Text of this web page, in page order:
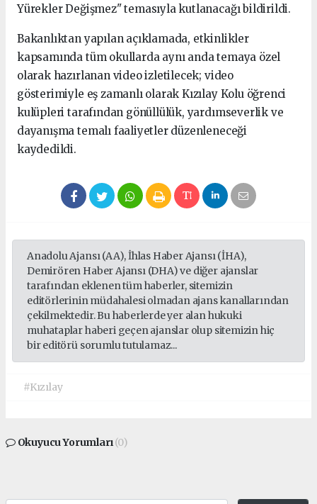
Yürekler Değişmez" temasıyla kutlanacağı bildirildi.
Bakanlıktan yapılan açıklamada, etkinlikler
kapsamında tüm okullarda aynı anda temaya özel
olarak hazırlanan video izletilecek; video
gösterimiyle eş zamanlı olarak Kızılay Kolu öğrenci
kulüpleri tarafından gönüllülük, yardımseverlik ve
dayanışma temalı faaliyetler düzenleneceği
kaydedildi.
Anadolu Ajansı (AA), İhlas Haber Ajansı (İHA),
Demirören Haber Ajansı (DHA) ve diğer ajanslar
tarafından eklenen tüm haberler, sitemizin
editörlerinin müdahalesi olmadan ajans kanallarından
çekilmektedir. Bu haberlerde yer alan hukuki
muhataplar haberi geçen ajanslar olup sitemizin hiç
bir editörü sorumlu tutulamaz...
#Kızılay
Okuyucu Yorumları(0)